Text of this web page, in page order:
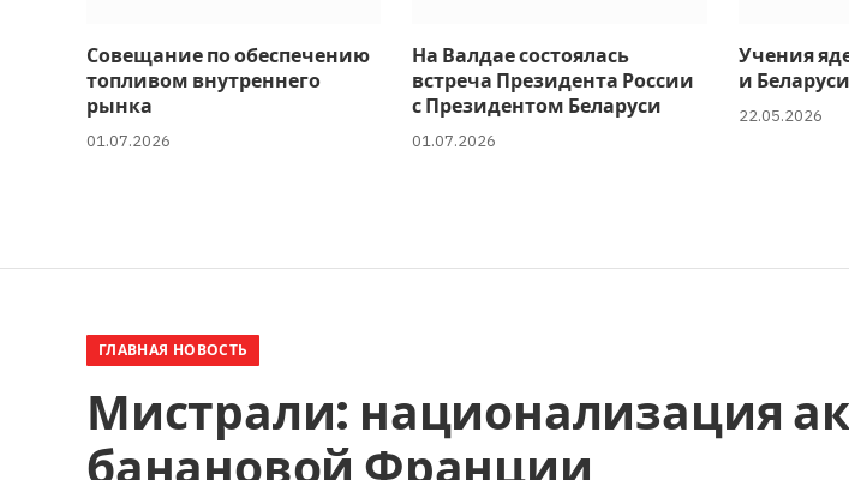
Совещание по обеспечению
топливом внутреннего
рынка
01.07.2026
На Валдае состоялась
встреча Президента России
с Президентом Беларуси
01.07.2026
Учения
и Беларуси
22.05.2026
ГЛАВНАЯ НОВОСТЬ
Мистрали: национализация